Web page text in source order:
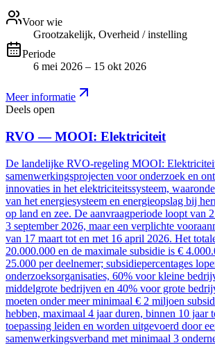
Voor wie
Grootzakelijk, Overheid / instelling
Periode
6 mei 2026 – 15 okt 2026
Meer informatie
Deels open
RVO — MOOI: Elektriciteit
De landelijke RVO-regeling MOOI:
samenwerkingsprojecten voor onderzoek en
innovaties in het elektriciteitssysteem,
van het energiesysteem en energieopslag bij
op land en zee. De aanvraagperiode loopt van
3 september 2026, maar een verplichte
van 17 maart tot en met 16 april 2026. Het
20.000.000 en de maximale subsidie is €
25.000 per deelnemer; subsidiepercentages
onderzoeksorganisaties, 60% voor kleine
middelgrote bedrijven en 40% voor grote
moeten onder meer minimaal € 2 miljoen
hebben, maximaal 4 jaar duren, binnen 10 jaar
toepassing leiden en worden uitgevoerd door
samenwerkingsverband met minimaal 3